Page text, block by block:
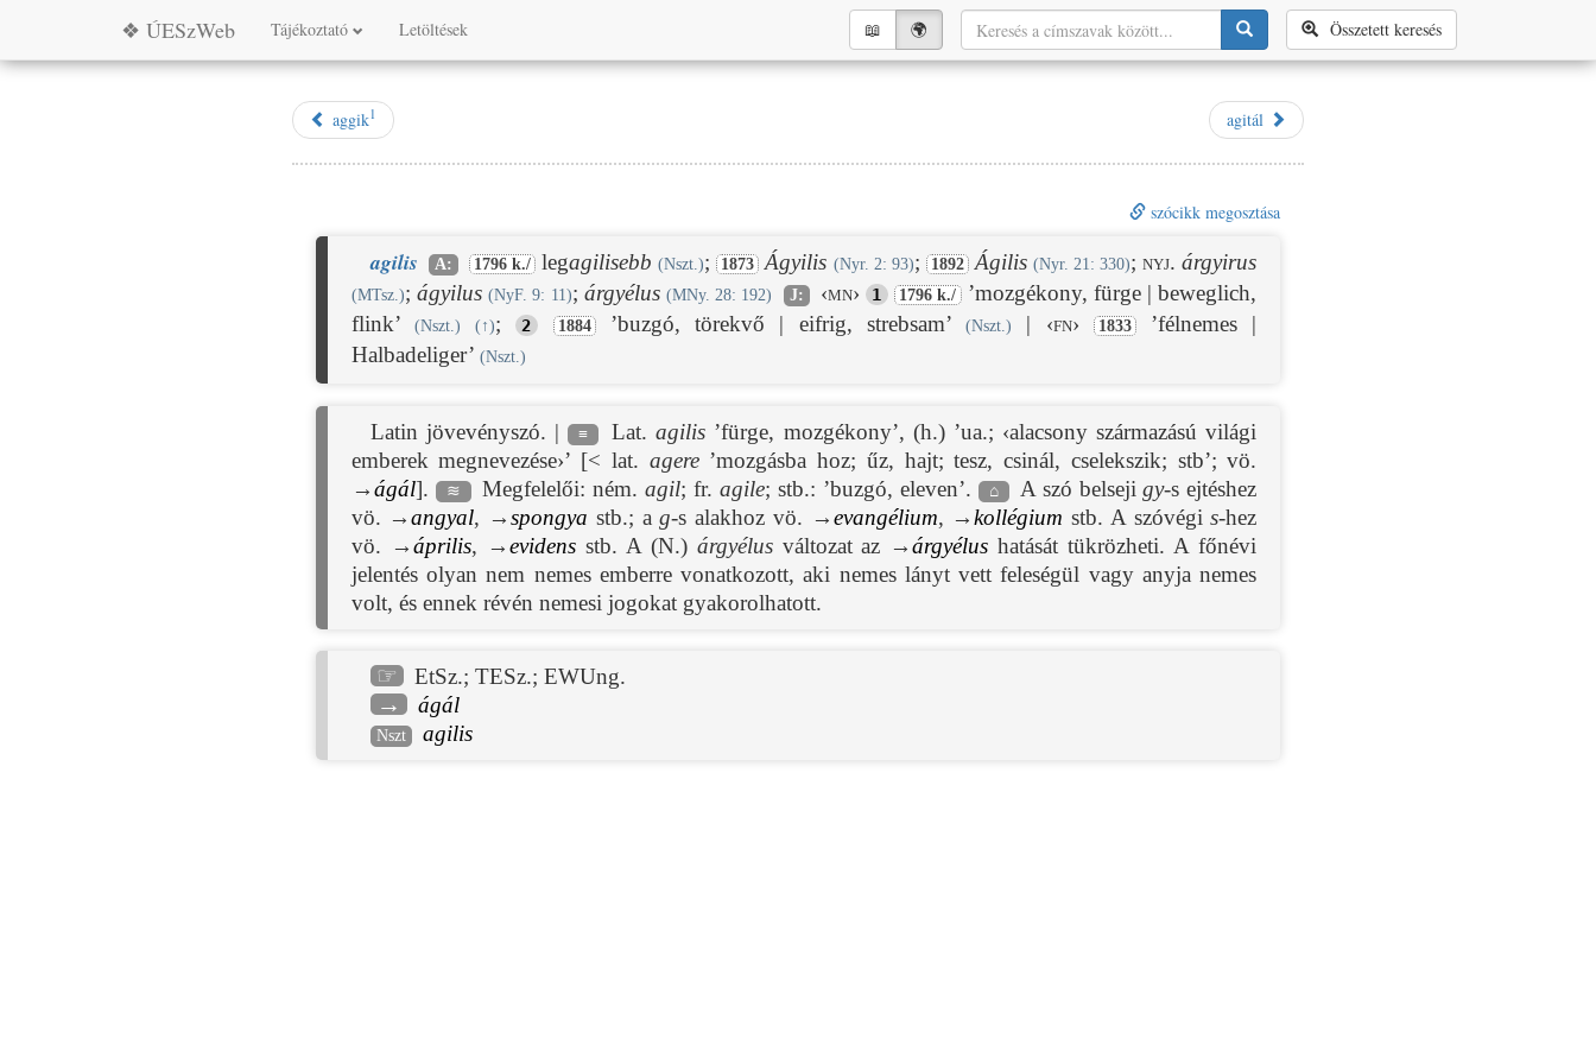
❖ ÚESzWeb Tájékoztató Letöltések Összetett keresés
📖︎ 🌍︎
aggik1 agitál
szócikk megosztása
agilis A: 1796 k./ legagilisebb (Nszt.); 1873 Ágyilis (Nyr. 2: 93); 1892 Ágilis (Nyr. 21: 330);nyj. árgyirus
(MTsz.); ágyilus (NyF. 9: 11); árgyélus (MNy. 28: 192) J: ‹mn› 1 1796 k./ ’mozgékony, fürge | beweglich,
flink’
(Nszt.) ( ↑); 2 1884 ’buzgó, törekvő | eifrig, strebsam’(Nszt.) | ‹fn› 1833 ’félnemes |
Halbadeliger’ (Nszt.)
Latin jövevényszó. | ≡ Lat.agilis ’fürge, mozgékony’, (h.) ’ua.; ‹alacsony származású világi
emberek megnevezése›’ [< lat. agere’mozgásba hoz; űz, hajt; tesz, csinál, cselekszik; stb’; vö.
→ágál]. ≋ Megfelelői: ném.agil; fr.agile; stb.: ’buzgó, eleven’. ⌂ A szó belsejigy-s ejtéshez
vö. →angyal, →spongya stb.; ag-s alakhoz vö. →evangélium, →kollégium stb. A szóvégis-hez
vö. →április, →evidensstb. A (N.) árgyélusváltozat az →árgyélus hatását tükrözheti. A főnévi
jelentés olyan nem nemes emberre vonatkozott, aki nemes lányt vett feleségül vagy anyja nemes
volt, és ennek révén nemesi jogokat gyakorolhatott.
☞ EtSz.; TESz.; EWUng.
→ ágál
Nszt agilis